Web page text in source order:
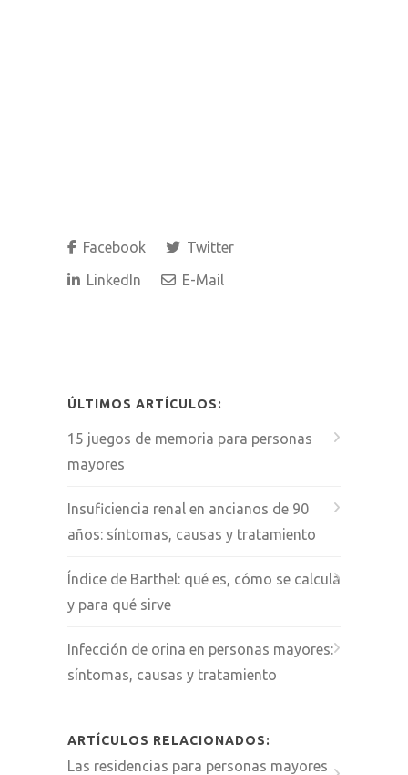
Facebook
Twitter
LinkedIn
E-Mail
ÚLTIMOS ARTÍCULOS:
15 juegos de memoria para personas
mayores
Insuficiencia renal en ancianos de 90
años: síntomas, causas y tratamiento
Índice de Barthel: qué es, cómo se calcula
y para qué sirve
Infección de orina en personas mayores:
síntomas, causas y tratamiento
ARTÍCULOS RELACIONADOS:
Las residencias para personas mayores